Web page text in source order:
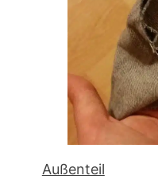
Außenteil